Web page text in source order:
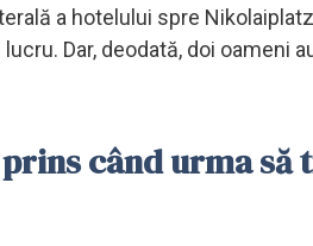
a hotelului spre
Dar, deodată, doi oameni
când urma să